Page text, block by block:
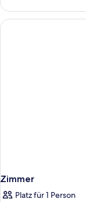
Zimmer
Platz für 1 Person